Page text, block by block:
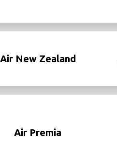
Air New Zealand
Air Premia